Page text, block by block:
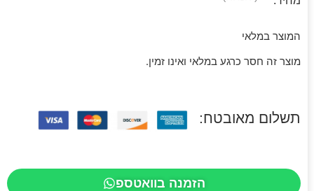
המוצר במלאי
מוצר זה חסר כרגע במלאי ואינו זמין.
תשלום מאובטח:
הזמנה בוואטספ